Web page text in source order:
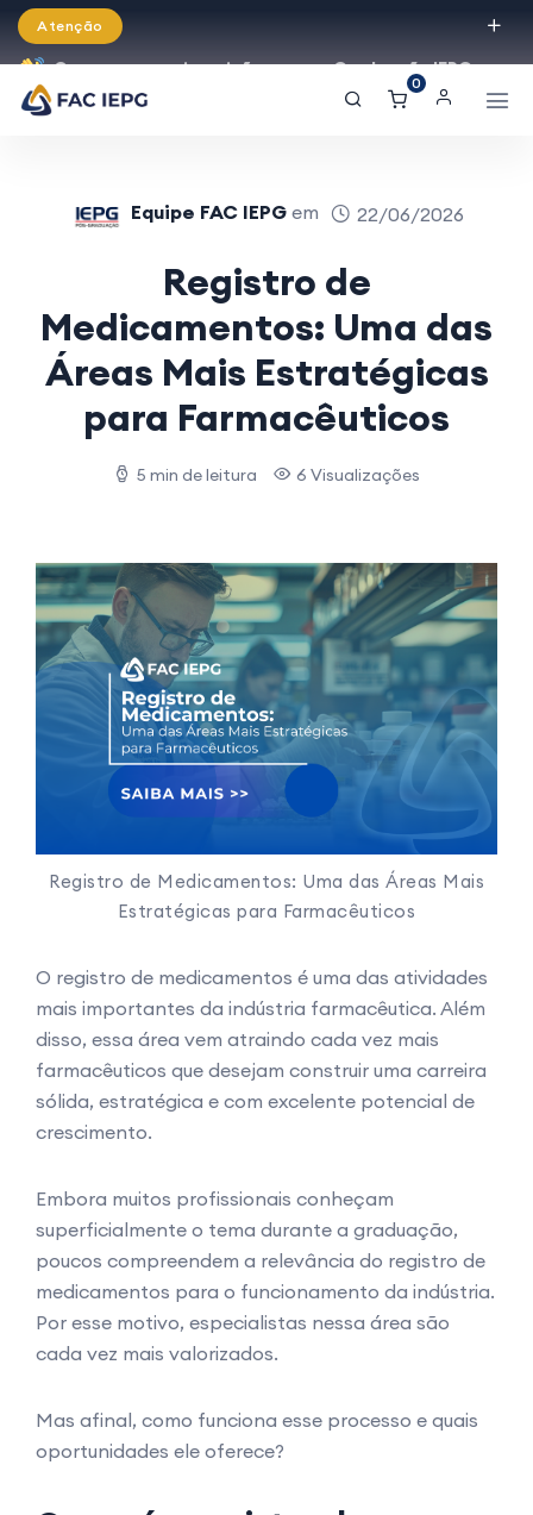
Atenção
Começaram as inscrições para a Graduação IEPG
2026!
0
Equipe FAC IEPGem 22/06/2026
Registro de
Medicamentos: Uma das
Áreas Mais Estratégicas
para Farmacêuticos
5 min de leitura 6 Visualizações
Registro de Medicamentos: Uma das Áreas Mais
Estratégicas para Farmacêuticos
O registro de medicamentos é uma das atividades
mais importantes da indústria farmacêutica. Além
disso, essa área vem atraindo cada vez mais
farmacêuticos que desejam construir uma carreira
sólida, estratégica e com excelente potencial de
crescimento.
Embora muitos profissionais conheçam
superficialmente o tema durante a graduação,
poucos compreendem a relevância do registro de
medicamentos para o funcionamento da indústria.
Por esse motivo, especialistas nessa área são
cada vez mais valorizados.
Mas afinal, como funciona esse processo e quais
oportunidades ele oferece?